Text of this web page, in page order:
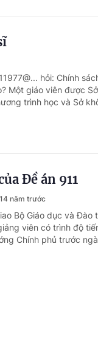
hỏi: Chính
Một giáo viên được
trình học và Sở
Đề án 911
14 năm trước
Bộ Giáo dục và Đào
viên có trình độ
Chính phủ trước